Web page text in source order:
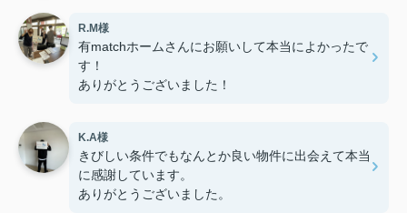
R.M様
有matchホームさんにお願いして本当によかったで
す！
ありがとうございました！
K.A様
きびしい条件でもなんとか良い物件に出会えて本当
に感謝しています。
ありがとうございました。